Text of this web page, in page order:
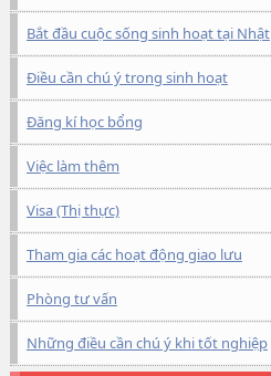
Bắt đầu cuộc sống sinh hoạt tại Nhật
Điều cần chú ý trong sinh hoạt
Đăng kí học bổng
Việc làm thêm
Visa (Thị thực)
Tham gia các hoạt động giao lưu
Phòng tư vấn
Những điều cần chú ý khi tốt nghiệp